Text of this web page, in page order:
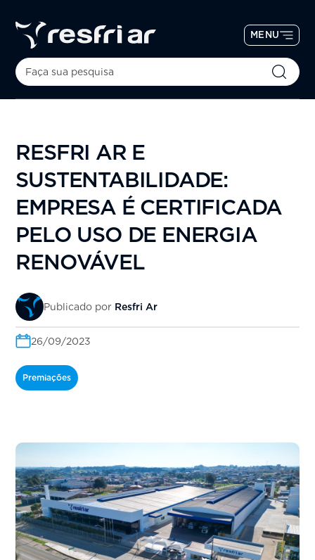
MENU
RESFRI AR E
SUSTENTABILIDADE:
EMPRESA É CERTIFICADA
PELO USO DE ENERGIA
RENOVÁVEL
Publicado por Resfri Ar
26/09/2023
Premiações